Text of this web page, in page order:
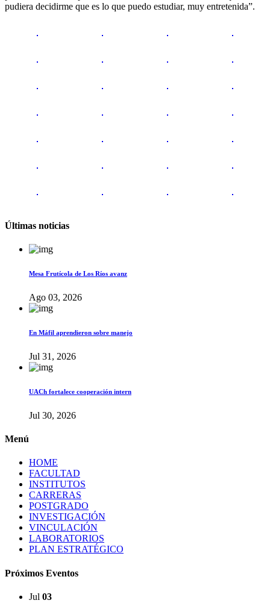
pudiera decidirme que es lo que puedo estudiar, muy entretenida”.
Últimas noticias
Mesa Frutícola de Los Ríos avanz
Ago 03, 2026
En Máfil aprendieron sobre manejo
Jul 31, 2026
UACh fortalece cooperación intern
Jul 30, 2026
Menú
HOME
FACULTAD
INSTITUTOS
CARRERAS
POSTGRADO
INVESTIGACIÓN
VINCULACIÓN
LABORATORIOS
PLAN ESTRATÉGICO
Próximos Eventos
Jul 03